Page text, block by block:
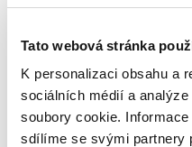
Tato webová stránka
K personalizaci obsahu a
sociálních médií a
soubory cookie.
sdílíme se svými partnery
Získejte
Tradiční